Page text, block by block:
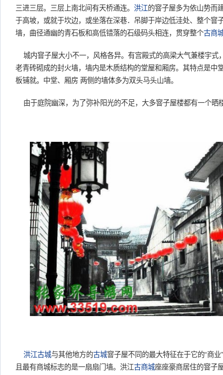
三进三层。三层上南北间有天桥通连。 洪江的窨子屋多为依山势而
于高坡，或就于坎边，或坐落在深巷．吊脚于岸边低洼处、整个窨
墙，曲径通幽的青石板和高低错落的石级码头相连，贯穿整个古商
城内窨子屋大小不一，风格各异。有宫殿式的高梁大气兼楼宇式
老青砖砌成的封火墙，墙内是木质结构的堂屋和厢房。其特点是中
板铺就。中堂、厢房 两侧的墙体多为双头马头山墙。
由于庭院幽深，为了弥补阳光的不足，大多窨子屋楼都有一个晒
洪江古城与其他地方的古城窨子屋不同的最大特征在于它的“商
且最有商城标志的是一扇扇门墙。洪江古商城座座豪商居住的窨子